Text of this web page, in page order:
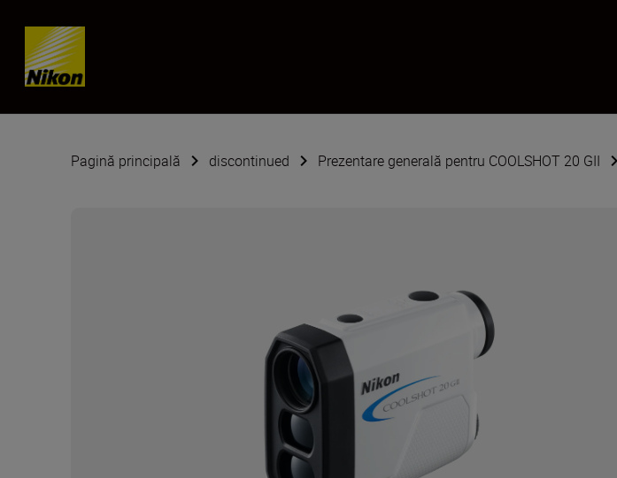
Skip content
Pagină principală discontinued Prezentare generală pentru COOLSHOT 20 GII